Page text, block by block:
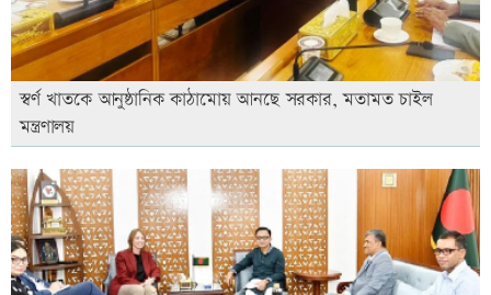
স্বর্ণ খাতকে আনুষ্ঠানিক কাঠামোয় আনছে সরকার, মতামত চাইল
মন্ত্রণালয়